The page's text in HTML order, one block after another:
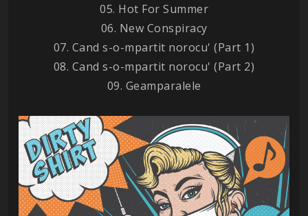
05. Hot For Summer
06. New Conspiracy
07. Cand s-o-mpartit norocu' (Part 1)
08. Cand s-o-mpartit norocu' (Part 2)
09. Geamparalele